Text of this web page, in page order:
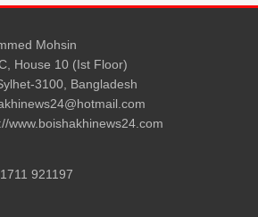
Mohsin
House 10 (Ist Floor)
3100, Bangladesh
www.boishakhinews24.com
921197